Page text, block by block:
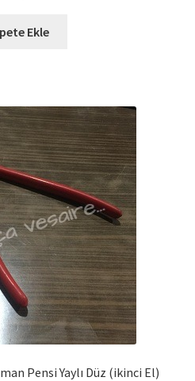
Ekle
Pensi Yaylı Düz (ikinci El)